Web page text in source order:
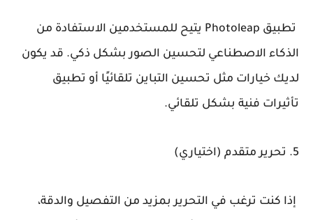
تطبيق Photoleap يتيح للمستخدمين الاستفادة من
الذكاء الاصطناعي لتحسين الصور بشكل ذكي. قد يكون
لديك خيارات مثل تحسين التباين تلقائيًا أو تطبيق
تأثيرات فنية بشكل تلقائي.
5. تحرير متقدم (اختياري)
إذا كنت ترغب في التحرير بمزيد من التفصيل والدقة،